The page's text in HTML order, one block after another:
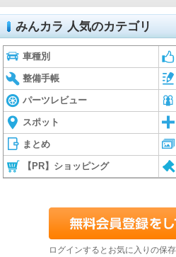
みんカラ 人気のカテゴリ
車種別
整備手帳
パーツレビュー
スポット
まとめ
【PR】ショッピング
ログインするとお気に入りの保